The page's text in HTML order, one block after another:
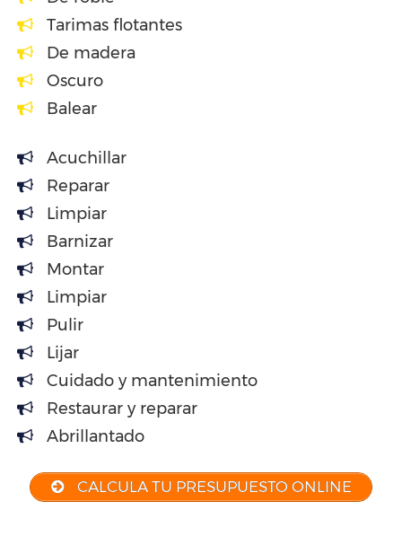
Tarimas flotantes
De madera
Oscuro
Balear
Acuchillar
Reparar
Limpiar
Barnizar
Montar
Limpiar
Pulir
Lijar
Cuidado y mantenimiento
Restaurar y reparar
Abrillantado
CALCULA TU PRESUPUESTO ONLINE